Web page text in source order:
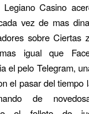
Casino
vez de mas
sobre Ciertas
igual que
el pelo Telegram,
el pasar del tiempo
de